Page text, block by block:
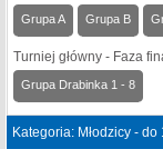
Grupa A Grupa B
Turniej główny - Faza
Grupa Drabinka 1 - 8
Kategoria: Młodzicy -